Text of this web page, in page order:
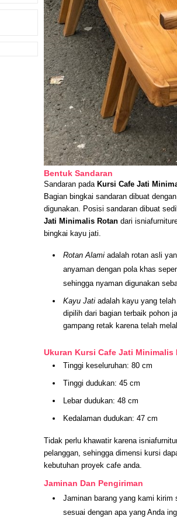
Bentuk Sandaran
Sandaran pada Kursi Cafe Jati
Bagian bingkai sandaran dibuat
digunakan. Posisi sandaran dibuat
Jati Minimalis Rotan dari
bingkai kayu jati.
Rotan Alami adalah rotan asli
anyaman dengan pola khas
sehingga nyaman digunakan
Kayu Jati adalah kayu yang
dipilih dari bagian terbaik pohon
gampang retak karena telah
Ukuran Kursi Cafe Jati Minimalis
Tinggi keseluruhan: 80 cm
Tinggi dudukan: 45 cm
Lebar dudukan: 48 cm
Kedalaman dudukan: 47 cm
Tidak perlu khawatir karena
pelanggan, sehingga dimensi kursi
kebutuhan proyek cafe anda.
Jaminan Dan Pengiriman
Jaminan barang yang kami kirim
sesuai dengan apa yang Anda